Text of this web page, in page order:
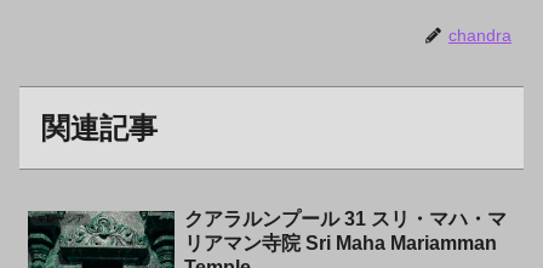
chandra
関連記事
マレーシア
クアラルンプール 31 スリ・マハ・マ
リアマン寺院 Sri Maha Mariamman